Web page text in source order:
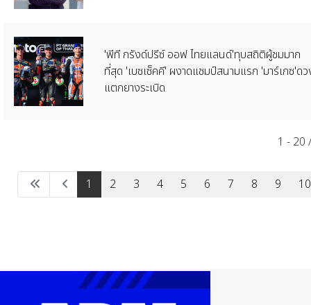
'พีที กรังด์ปรีซ์ ออฟ ไทยแลนด์'ทุบสถิติผู้ชมมาก
ที่สุด 'เบซเซ็คคี' ผงาดแชมป์สนามแรก 'มาร์เกซ'ด
แตกยางระเบิด
1 - 20
1 2 3 4 5 6 7 8 9 10